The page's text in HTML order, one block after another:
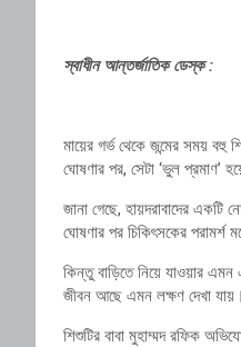
স্বাধীন আন্তর্জাতিক ডেস্ক :
মায়ের গর্ভ থেকে জন্মের সময়
ঘোষণার পর, সেটা ‘ভুল প্রমাণ’
জানা গেছে, হায়দরাবাদের
ঘোষণার পর চিকিৎসকের পরামর্শ
কিন্তু বাড়িতে নিয়ে যাওয়ার
জীবন আছে এমন লক্ষণ দেখা
শিশুটির বাবা মুহাম্মদ রফিক